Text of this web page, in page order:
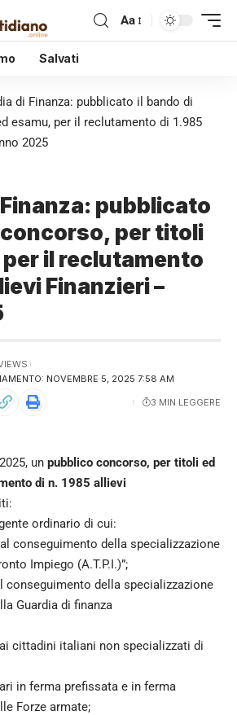
Aa
Salvati
di Finanza: pubblicato il bando di
esamu, per il reclutamento di 1.985
2025
pubblicato
per titoli
il reclutamento
Finanzieri –
NOVEMBRE 5, 2025 7:58 AM
3 MIN LEGGERE
un pubblico concorso, per titoli ed
di n. 1985 allievi
ordinario di cui:
conseguimento della specializzazione
Impiego (A.T.P.I.)”;
conseguimento della specializzazione
Guardia di finanza
cittadini italiani non specializzati di
in ferma prefissata e in ferma
Forze armate;